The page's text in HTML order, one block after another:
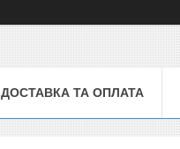
ДОСТАВКА ТА ОПЛАТА